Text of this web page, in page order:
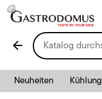
arrow_back
Neuheiten Kühlung